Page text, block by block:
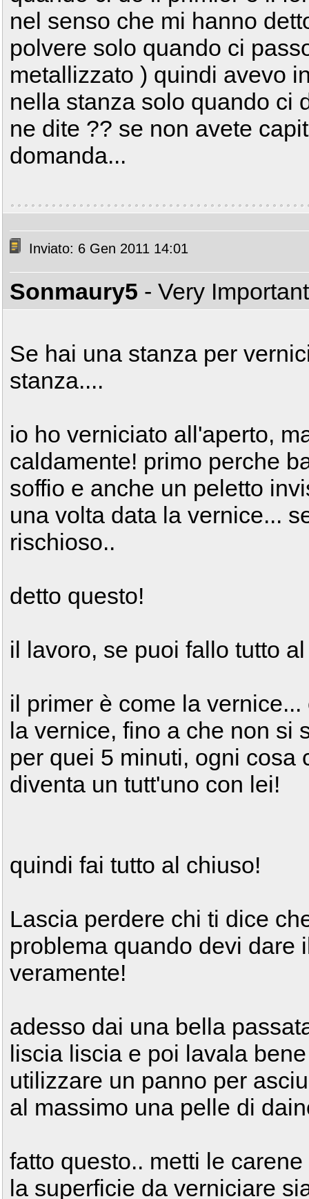
nel senso che mi hanno
polvere solo quando ci
metallizzato ) quindi avevo
nella stanza solo quando ci
ne dite ?? se non avete
domanda...
Inviato: 6 Gen 2011 14:01
Sonmaury5 - Very
Se hai una stanza per
stanza....
io ho verniciato all'aperto,
caldamente! primo perche
soffio e anche un peletto
una volta data la vernice...
rischioso..
detto questo!
il lavoro, se puoi fallo tutto
il primer è come la
la vernice, fino a che non si
per quei 5 minuti, ogni cosa
diventa un tutt'uno con lei!
quindi fai tutto al chiuso!
Lascia perdere chi ti dice
problema quando devi dare
veramente!
adesso dai una bella
liscia liscia e poi lavala
utilizzare un panno per
al massimo una pelle di
fatto questo.. metti le
la superficie da verniciare